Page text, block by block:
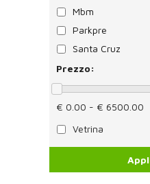
Mbm
Parkpre
Santa Cruz
Prezzo:
€ 0.00 - € 6500.00
Vetrina